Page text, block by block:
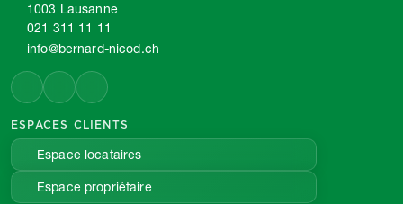
1003 Lausanne
021 311 11 11
info@bernard-nicod.ch
ESPACES CLIENTS
Espace locataires
Espace propriétaire